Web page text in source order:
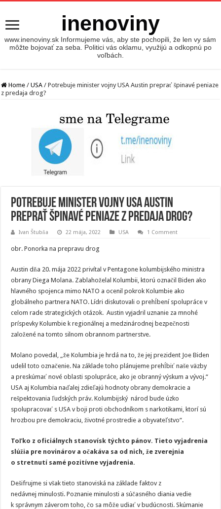
inenoviny
www.inenoviny.sk Informujeme vás, aby ste pochopili, že len vy sám
môžte bojovať za seba. Politici vás oklamu, využijú a odkopnú po
voľbách.
Home / USA / Potrebuje minister vojny USA Austin preprať špinavé peniaze
z predaja drog?
Potrebuje minister vojny USA Austin
preprať špinavé peniaze z predaja drog?
Ivan Štubňa 22 mája, 2022 USA 1 Comment
obr. Ponorka na prepravu drog
Austin dňa 20. mája 2022 privítal v Pentagone kolumbijského ministra
obrany Diega Molana. Zablahoželal Kolumbii, ktorú označil Biden ako
hlavného spojenca mimo NATO a ocenil pokrok Kolumbie ako
globálneho partnera NATO. Lídri diskutovali o prehĺbení spolupráce v
celom rade strategických otázok. Austin vyjadril uznanie za mnohé
príspevky Kolumbie k regionálnej a medzinárodnej bezpečnosti
založené na tomto silnom obrannom partnerstve.
Molano povedal, „že Kolumbia je hrdá na to, že jej prezident Joe Biden
udelil toto označenie. Na základe toho plánujeme prehĺbiť naše väzby
a preskúmať nové oblasti spolupráce, ako je obranný výskum a vývoj.“
USA aj Kolumbia naďalej zdieľajú hodnoty obrany demokracie a
rešpektovania ľudských práv. Kolumbijský národ bude úzko
spolupracovať s USA v boji proti obchodníkom s narkotikami, ktorí sú
hrozbou pre demokraciu, životné prostredie a obyvateľstvo“.
Toľko z oficiálnych stanovísk týchto pánov. Tieto vyjadrenia
slúžia pre novinárov a očakáva sa od nich, že zverejnia
o stretnutí samé pozitívne vyjadrenia.
Dešifrujme si však tieto stanoviská na základe faktov z
nedávnej minulosti. Poznanie minulosti a súčasného diania vedie
k správnym záverom toho, čo sa môže udiať v budúcnosti. Skúmanie